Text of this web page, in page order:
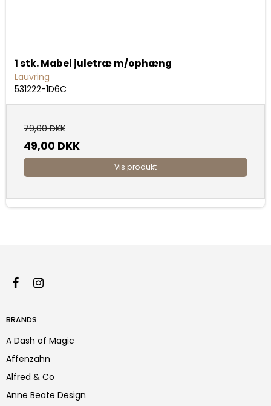
1 stk. Mabel juletræ m/ophæng
Lauvring
531222-1D6C
79,00 DKK
49,00 DKK
Vis produkt
BRANDS
A Dash of Magic
Affenzahn
Alfred & Co
Anne Beate Design